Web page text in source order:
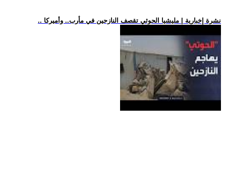
.. نشرة إخبارية | مليشيا الحوثي تقصف النازحين في مأرب.. وأميركا